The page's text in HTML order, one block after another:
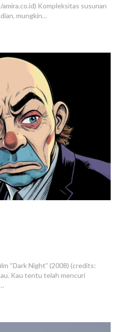
Kompleksitas susunan
mungkin…
“Dark Night” (2008) (credits:
Kau tentu telah mencuri